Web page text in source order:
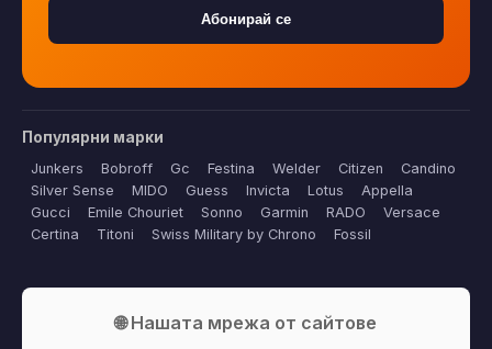
Абонирай се
Популярни марки
Junkers Bobroff Gc Festina Welder Citizen
Candino
Silver Sense
MIDO Guess Invicta Lotus
Appella
Gucci
Emile Chouriet Sonno Garmin RADO
Versace
Certina
Titoni Swiss Military by Chrono Fossil
🌐 Нашата мрежа от сайтове